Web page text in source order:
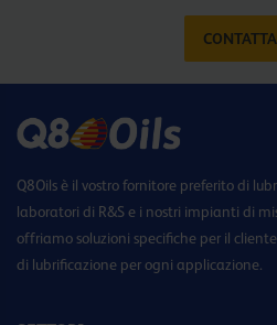
Q8Oils è il vostro fornitore preferito di
laboratori di R&S e i nostri impianti di
offriamo soluzioni specifiche per il
di lubrificazione per ogni applicazione.